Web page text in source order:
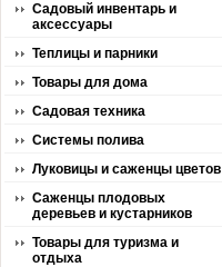
Садовый инвентарь и
аксессуары
Теплицы и парники
Товары для дома
Садовая техника
Системы полива
Луковицы и саженцы цветов
Саженцы плодовых
деревьев и кустарников
Товары для туризма и
отдыха